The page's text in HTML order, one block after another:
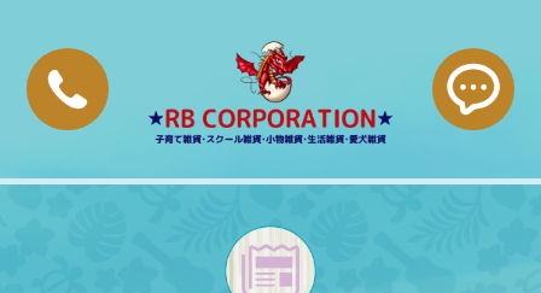
Yahoo!SHOP Instagram
ポイントアプリ FaceBook
オンラインショ